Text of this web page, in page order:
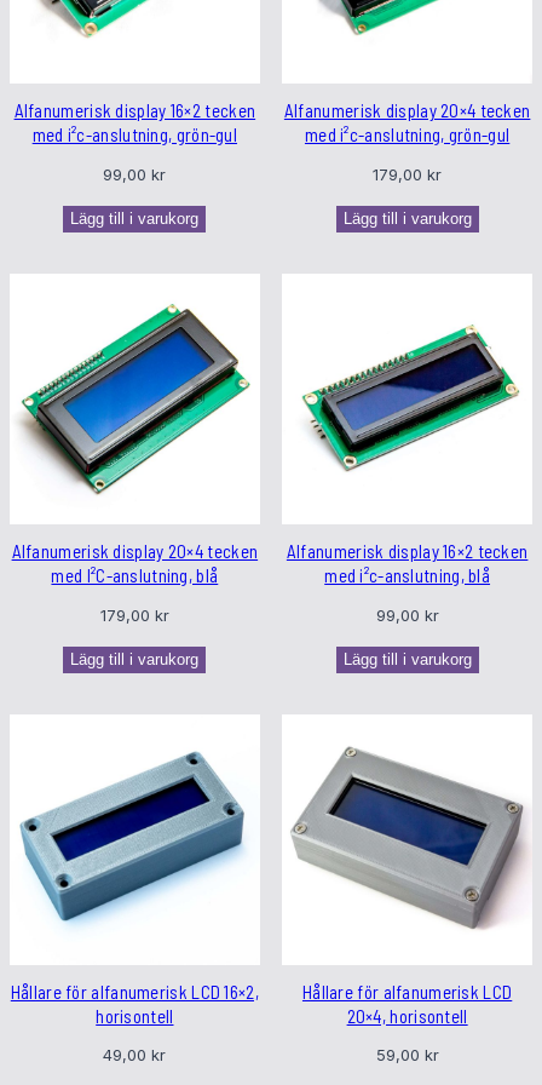
Alfanumerisk display 16×2 tecken
med i²c-anslutning, grön-gul
99,00kr
Lägg till i varukorg
Alfanumerisk display 20×4 tecken
med i²c-anslutning, grön-gul
179,00kr
Lägg till i varukorg
Alfanumerisk display 20×4 tecken
med I²C-anslutning, blå
179,00 kr
Lägg till i varukorg
Alfanumerisk display 16×2 tecken
med i²c-anslutning, blå
99,00 kr
Lägg till i varukorg
Hållare för alfanumerisk LCD 16×2,
horisontell
49,00kr
Hållare för alfanumerisk LCD
20×4, horisontell
59,00 kr